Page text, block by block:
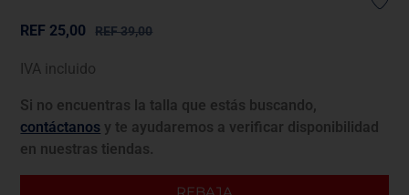
REF39,00
REF 25,00
IVA incluido
Si no encuentras la talla que estás buscando,
contáctanos y te ayudaremos a verificar disponibilidad
en nuestras tiendas.